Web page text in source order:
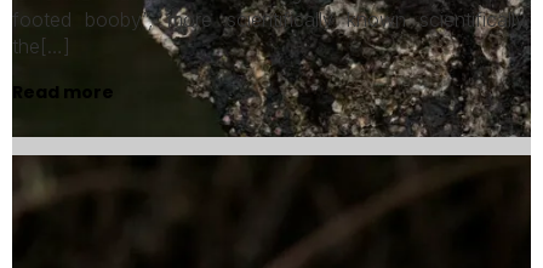
footed booby”, more scientifically known scientifically,
the[…]
Read more